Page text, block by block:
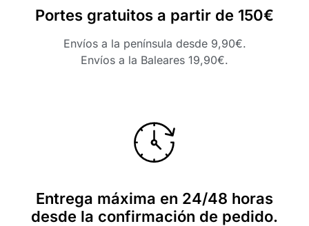
Portes gratuitos a partir de 150€
Envíos a la península desde 9,90€.
Envíos a la Baleares 19,90€.
Entrega máxima en 24/48 horas
desde la confirmación de pedido.